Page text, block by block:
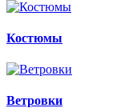
Костюмы
Ветровки